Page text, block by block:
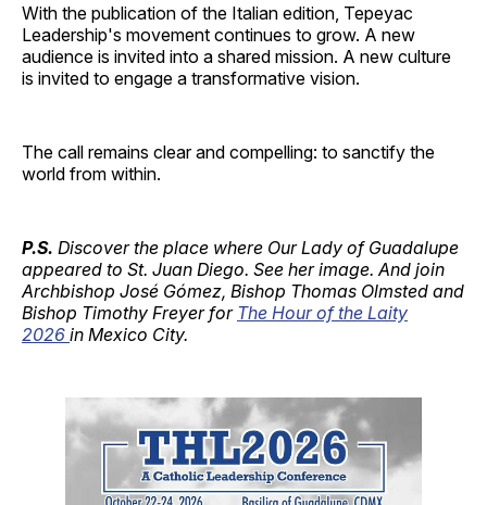
With the publication of the Italian edition, Tepeyac
Leadership's movement continues to grow. A new
audience is invited into a shared mission. A new culture
is invited to engage a transformative vision.
The call remains clear and compelling: to sanctify the
world from within.
P.S. Discover the place where Our Lady of Guadalupe
appeared to St. Juan Diego. See her image. And join
Archbishop José Gómez, Bishop Thomas Olmsted and
Bishop Timothy Freyer for The Hour of the Laity
2026 in Mexico City.